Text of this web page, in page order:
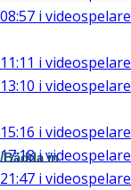
08:57 i
11:11 i
13:10 i
15:16 i
17:18i
21:47 i
Bädda in